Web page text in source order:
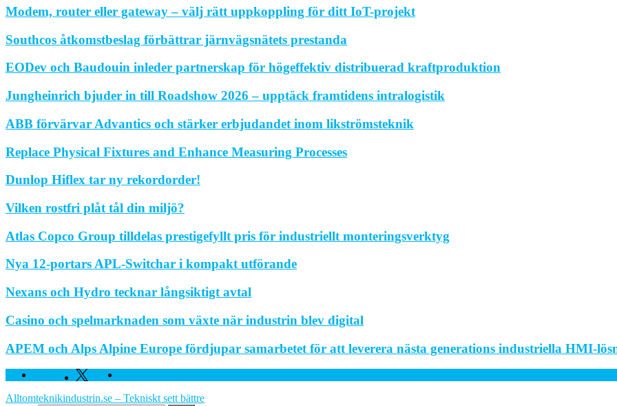
Modem, router eller gateway – välj rätt uppkoppling för ditt IoT-projekt
Southcos åtkomstbeslag förbättrar järnvägsnätets prestanda
EODev och Baudouin inleder partnerskap för högeffektiv distribuerad kraftproduktion
Jungheinrich bjuder in till Roadshow 2026 – upptäck framtidens intralogistik
ABB förvärvar Advantics och stärker erbjudandet inom likströmsteknik
Replace Physical Fixtures and Enhance Measuring Processes
Dunlop Hiflex tar ny rekordorder!
Vilken rostfri plåt tål din miljö?
Atlas Copco Group tilldelas prestigefyllt pris för industriellt monteringsverktyg
Nya 12-portars APL-Switchar i kompakt utförande
Nexans och Hydro tecknar långsiktigt avtal
Casino och spelmarknaden som växte när industrin blev digital
APEM och Alps Alpine Europe fördjupar samarbetet för att leverera nästa generations industriella HMI-
Facebook Twitter
Alltomteknikindustrin.se – Tekniskt sett bättre